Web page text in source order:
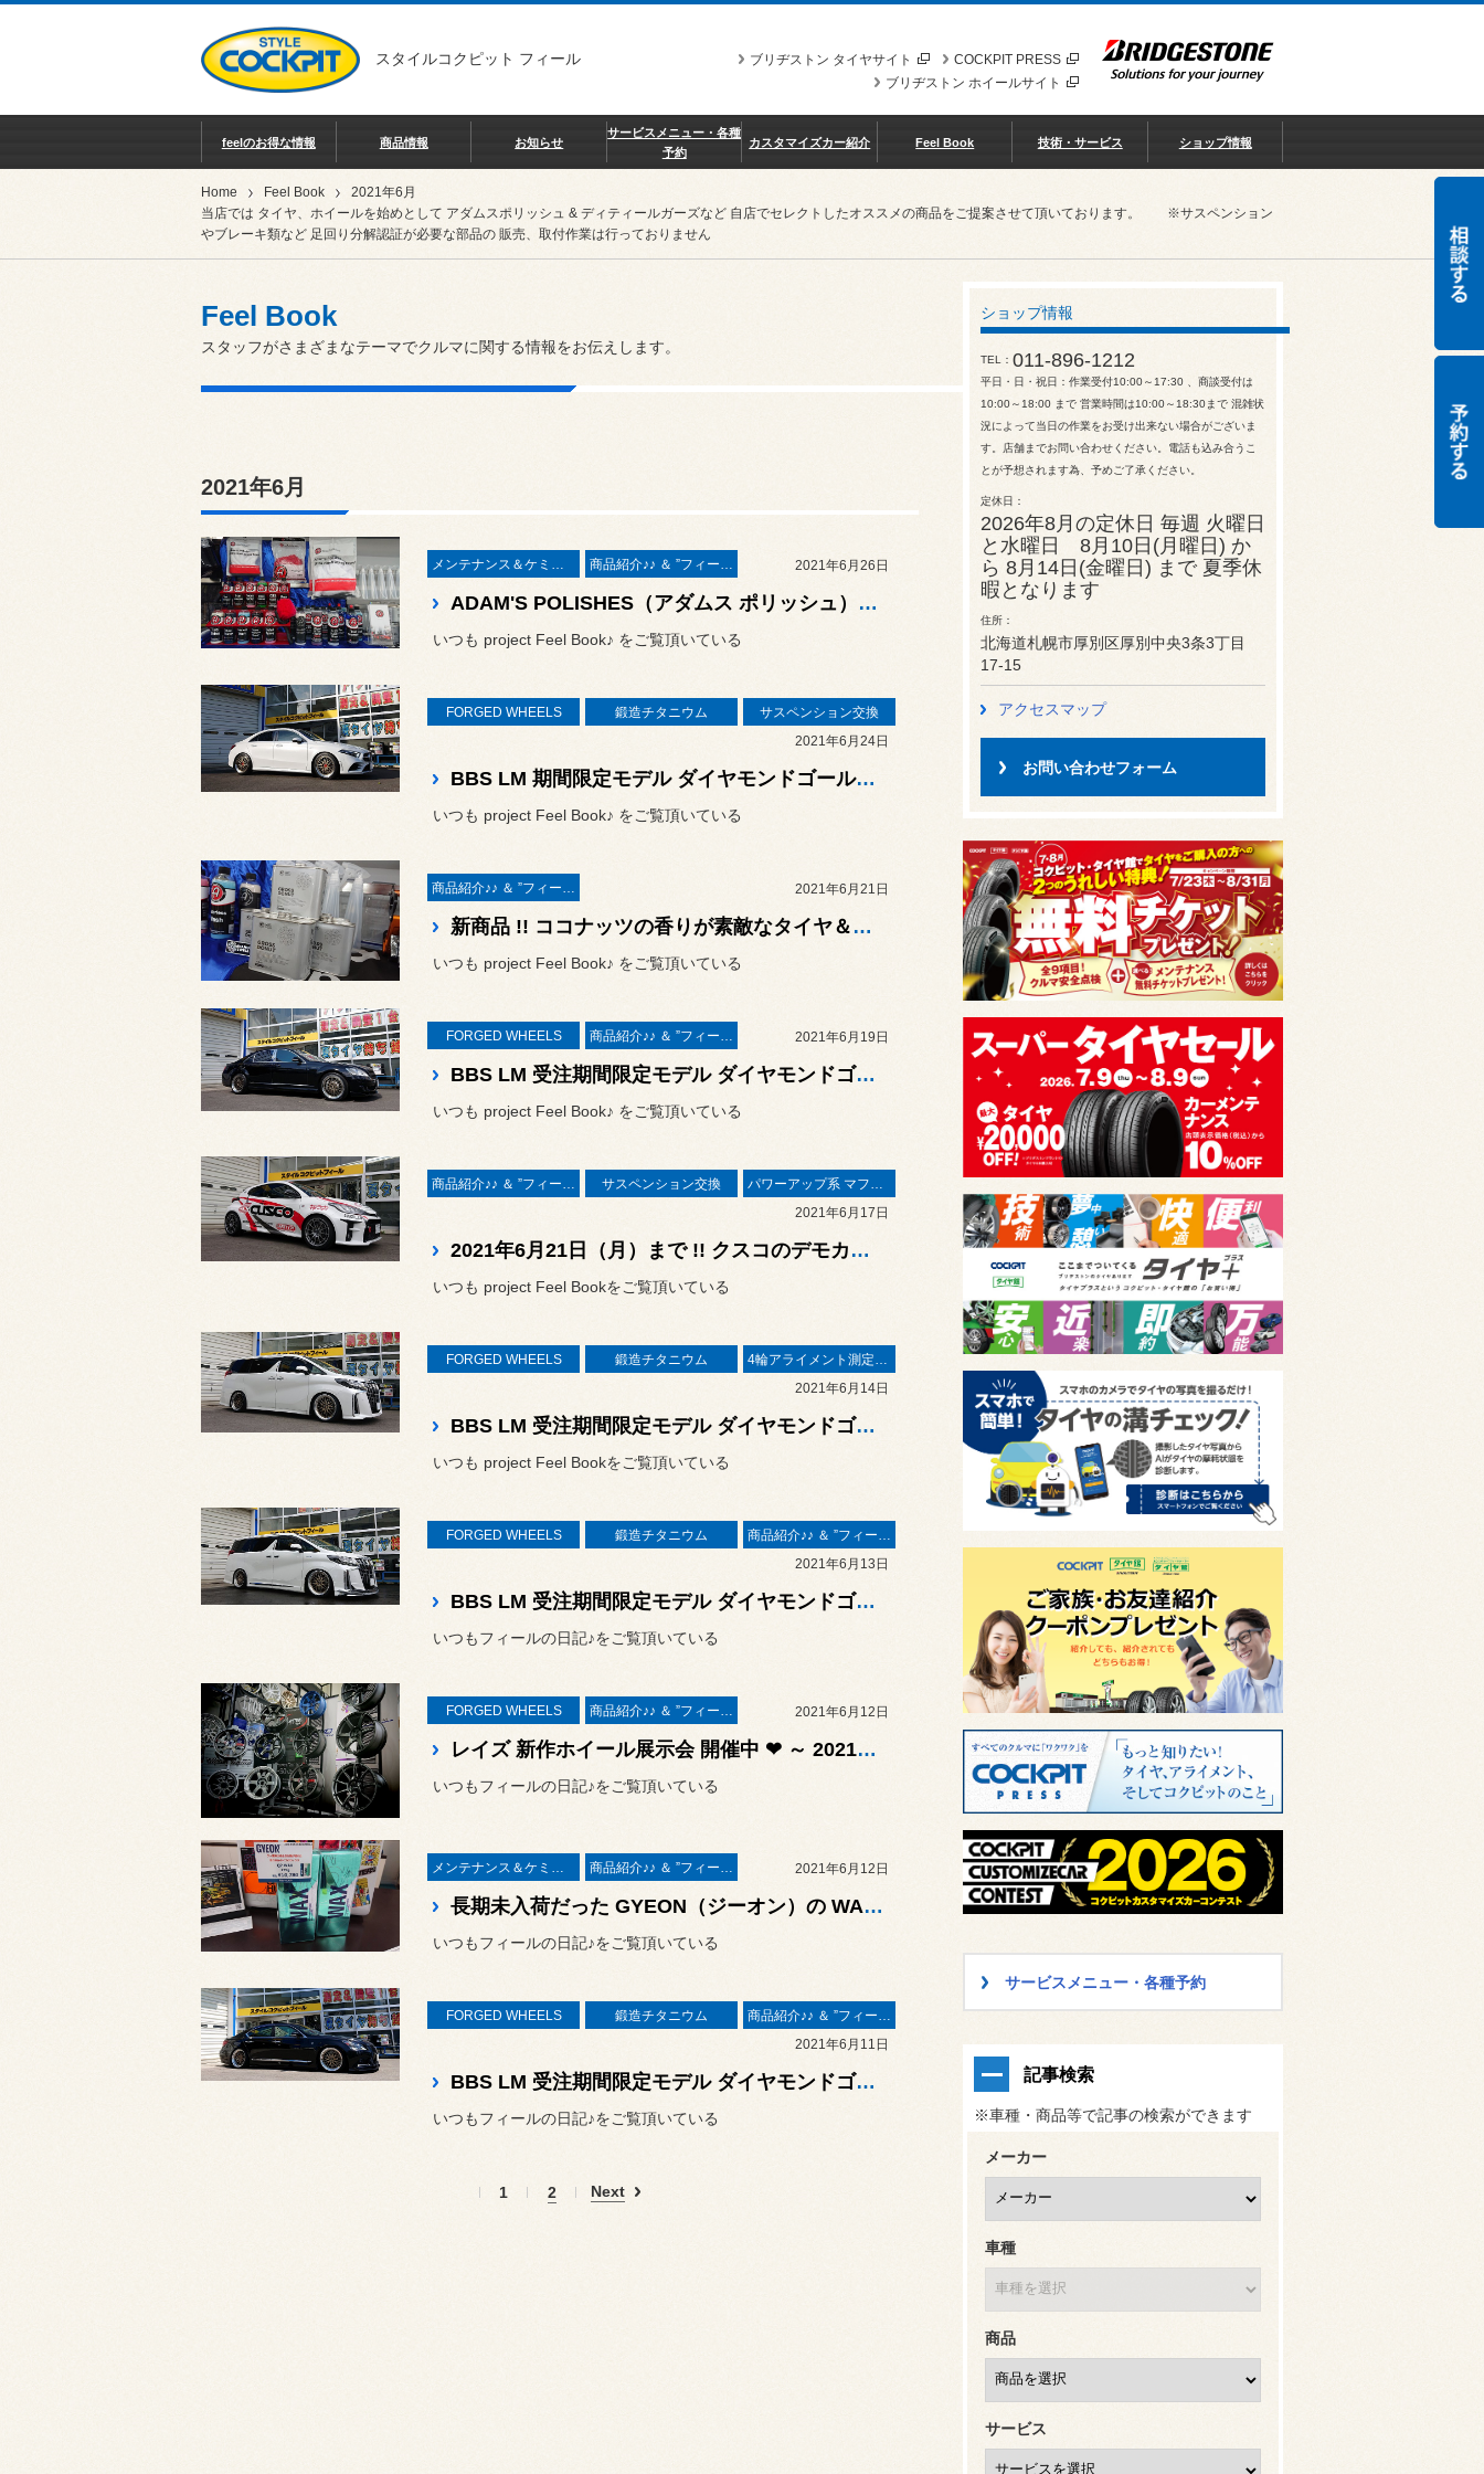
スタイルコクピット フィール COCKPIT PRESS
ブリヂストン タイヤサイト
ブリヂストン ホイールサイト
feelのお得な情報 商品情報 お知らせ
サービスメニュー・各種
予約
カスタマイズカー紹介 Feel Book 技術・サービス ショップ情報
Home Feel Book
2021年6月
当店では タイヤ、ホイールを始めとして アダムスポリッシュ & ディティールガーズなど 自店でセレクトしたオススメの商品をご提案させて頂いております。 ※サスペンション
やブレーキ類など 足回り分解認証が必要な部品の 販売、取付作業は行っておりません
Feel Book
スタッフがさまざまなテーマでクルマに関する情報をお伝えします。
2021年6月
メンテナンス＆ケミカル 商品紹介♪♪ ＆ ”フィール”からのお知らせ。 2021年6月26日
ADAM'S POLISHES（アダムス ポリッシュ）始めました ❤
いつも project Feel Book♪ をご覧頂いている
FORGED WHEELS 鍛造チタニウム
サスペンション交換
2021年6月24日
BBS LM 期間限定モデル ダイヤモンドゴールド × BKBDリム & ポテンザ S007A & サンダーボルト ジャパン 鍛造チタニウム 装着など 足回りの“一括お造り”作業 ／ メルセデスベンツ V177 A250 AMG Line 4MATIC
いつも project Feel Book♪ をご覧頂いている
商品紹介♪♪ ＆ ”フィール”からのお知らせ。 2021年6月21日
新商品 !! ココナッツの香りが素敵なタイヤ＆ラバーワックス❤ DIAMOND SWELL "GROSS DONUT" 早速入荷しました ❤
いつも project Feel Book♪ をご覧頂いている
FORGED WHEELS 商品紹介♪♪ ＆ ”フィール”からのお知らせ。 2021年6月19日
BBS LM 受注期間限定モデル ダイヤモンドゴールド × BKBDリム（DG-BKBD） 装着作業 ／ MKB S55S
いつも project Feel Book♪ をご覧頂いている
商品紹介♪♪ ＆ ”フィール”からのお知らせ。 サスペンション交換
パワーアップ系 マフラー＆エアークリーナー＆ＥＣＵ
2021年6月17日
2021年6月21日（月）まで !! クスコのデモカー GR YARIS RC 展示してますよ～ ❤
いつも project Feel Bookをご覧頂いている
FORGED WHEELS 鍛造チタニウム
4輪アライメント測定＆調整
2021年6月14日
BBS LM 受注期間限定モデル ダイヤモンドゴールド × BKBDリム（DG-BKBD）& サンダーボルト ジャパン 鍛造チタニウム 装着作業 ／ トヨタ アルファード V6
いつも project Feel Bookをご覧頂いている
FORGED WHEELS 鍛造チタニウム
商品紹介♪♪ ＆ ”フィール”からのお知らせ。
2021年6月13日
BBS LM 受注期間限定モデル ダイヤモンドゴールド × BKBDリム（DG-BKBD）& サンダーボルト ジャパン 鍛造チタニウム 装着作業 ／ トヨタ アルファード ハイブリッド AYH30W
いつもフィールの日記♪をご覧頂いている
FORGED WHEELS 商品紹介♪♪ ＆ ”フィール”からのお知らせ。 2021年6月12日
レイズ 新作ホイール展示会 開催中 ❤ ～ 2021年6月18日（金）まで
いつもフィールの日記♪をご覧頂いている
2021年6月12日
長期未入荷だった GYEON（ジーオン）の WAX（ワックス）Q2-WA が入荷しましたよ～ ♪
いつもフィールの日記♪をご覧頂いている
FORGED WHEELS 鍛造チタニウム
2021年6月11日
BBS LM 受注期間限定モデル ダイヤモンドゴールド × BKBDリム（DG-BKBD）& サンダーボルト ジャパン 鍛造チタニウム 装着作業 ／ LEXUS LS600h UVF45
いつもフィールの日記♪をご覧頂いている
1 2 Next
ショップ情報
TEL 011-896-1212
平日・日・祝日：作業受付10:00～17:30 、商談受付は
10:00～18:00 まで 営業時間は10:00～18:30まで 混雑状
況によって当日の作業をお受け出来ない場合がございま
す。店舗までお問い合わせください。電話も込み合うこ
とが予想されます為、予めご了承ください。
定休日
2026年8月の定休日 毎週 火曜日
と水曜日 8月10日(月曜日) か
ら 8月14日(金曜日) まで 夏季休
暇となります
住所
北海道札幌市厚別区厚別中央3条3丁目
17-15
アクセスマップ
お問い合わせフォーム
サービスメニュー・各種予約
記事検索
※車種・商品等で記事の検索ができます
メーカー
車種
商品
サービス